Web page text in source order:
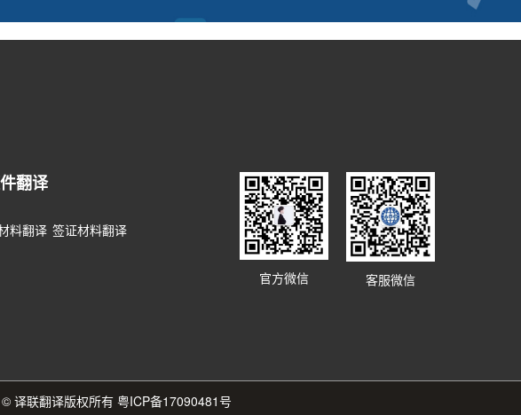
翻译
料翻译 签证材料翻译
客服微信
官方微信
译联翻译版权所有 粤ICP备17090481号